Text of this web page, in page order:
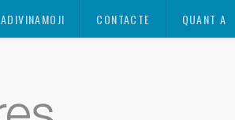
ADIVINAMOJI CONTACTE QUANT A